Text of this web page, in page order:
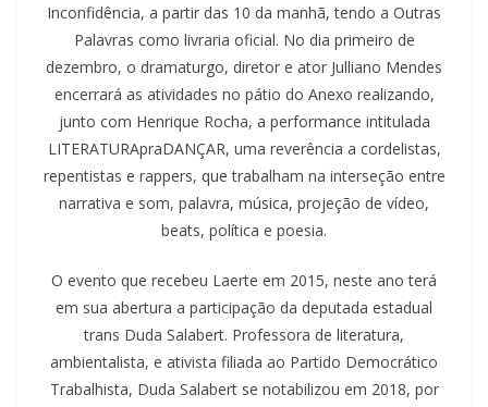
Inconfidência, a partir das 10 da manhã, tendo a Outras
Palavras como livraria oficial. No dia primeiro de
dezembro, o dramaturgo, diretor e ator Julliano Mendes
encerrará as atividades no pátio do Anexo realizando,
junto com Henrique Rocha, a performance intitulada
LITERATURApraDANÇAR, uma reverência a cordelistas,
repentistas e rappers, que trabalham na interseção entre
narrativa e som, palavra, música, projeção de vídeo,
beats, política e poesia.
O evento que recebeu Laerte em 2015, neste ano terá
em sua abertura a participação da deputada estadual
trans Duda Salabert. Professora de literatura,
ambientalista, e ativista filiada ao Partido Democrático
Trabalhista, Duda Salabert se notabilizou em 2018, por